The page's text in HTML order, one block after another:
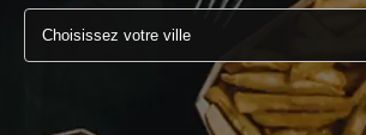
ZONES DE LIVRAISON